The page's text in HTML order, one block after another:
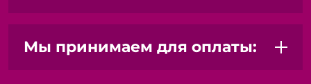
Мы принимаем для оплаты: